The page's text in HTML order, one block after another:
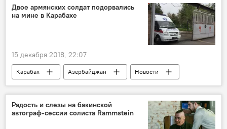
Rammstein
Тилль Линдеманн
Баку
Культура
Двое армянских солдат подорвались
на мине в Карабахе
15 декабря 2018, 22:07
Карабах Азербайджан Новости
Радость и слезы на бакинской
автограф-сессии солиста Rammstein